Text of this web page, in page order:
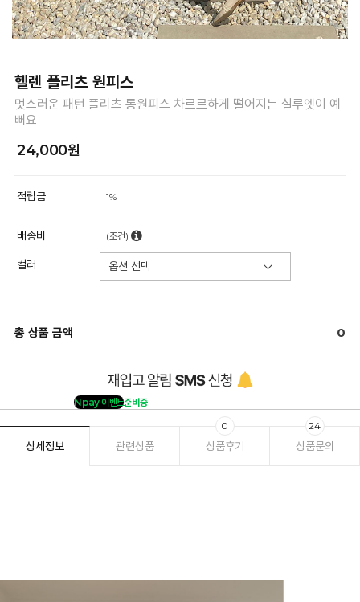
헬렌 플리츠 원피스
멋스러운 패턴 플리츠 롱원피스 차르르하게 떨어지는 실루엣이 예
뻐요
24,000원
적립금 1%
배송비 (조건)
컬러
총 상품 금액 0
Npay 이벤트준비중
상세정보 관련상품 상품후기
0
상품문의
24